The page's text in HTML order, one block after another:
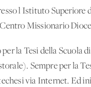
l'Istituto Superiore
Missionario
la Tesi della Scuola
Sempre per la
via Internet. Ed